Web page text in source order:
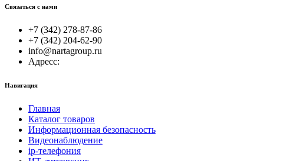
Связаться с нами
+7 (342) 278-87-86
+7 (342) 204-62-90
info@nartagroup.ru
Адресс:
Навигация
Главная
Каталог товаров
Информационная безопасность
Видеонаблюдение
ip-телефония